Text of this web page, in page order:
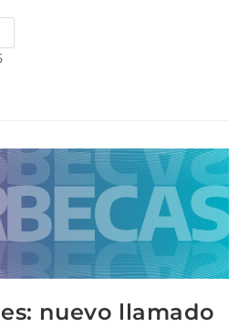
nuevo llamado